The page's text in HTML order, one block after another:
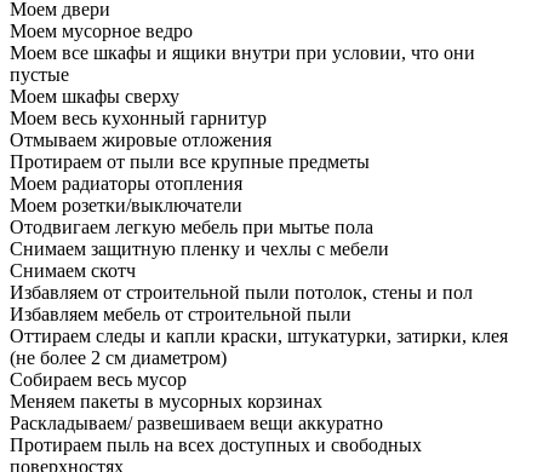
Моем двери
Моем мусорное ведро
Моем все шкафы и ящики внутри при условии, что они
пустые
Моем шкафы сверху
Моем весь кухонный гарнитур
Отмываем жировые отложения
Протираем от пыли все крупные предметы
Моем радиаторы отопления
Моем розетки/выключатели
Отодвигаем легкую мебель при мытье пола
Снимаем защитную пленку и чехлы с мебели
Снимаем скотч
Избавляем от строительной пыли потолок, стены и пол
Избавляем мебель от строительной пыли
Оттираем следы и капли краски, штукатурки, затирки, клея
(не более 2 см диаметром)
Собираем весь мусор
Меняем пакеты в мусорных корзинах
Раскладываем/ развешиваем вещи аккуратно
Протираем пыль на всех доступных и свободных
поверхностях